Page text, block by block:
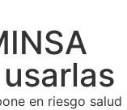
en riesgo salud